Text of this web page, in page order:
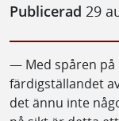
Publicerad 29
— Med spåren på
färdigställandet
det ännu inte